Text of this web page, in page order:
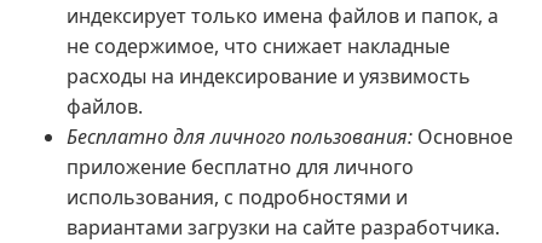
индексирует только имена файлов и папок, а
не содержимое, что снижает накладные
расходы на индексирование и уязвимость
файлов.
Бесплатно для личного пользования: Основное
приложение бесплатно для личного
использования, с подробностями и
вариантами загрузки на сайте разработчика.